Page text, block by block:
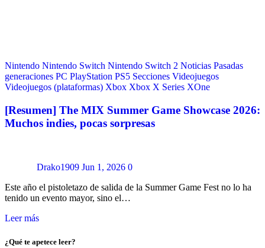
Nintendo Nintendo Switch Nintendo Switch 2 Noticias Pasadas
generaciones PC PlayStation PS5 Secciones Videojuegos
Videojuegos (plataformas) Xbox Xbox X Series XOne
[Resumen] The MIX Summer Game Showcase 2026:
Muchos indies, pocas sorpresas
Drako1909 Jun 1, 2026 0
Este año el pistoletazo de salida de la Summer Game Fest no lo ha
tenido un evento mayor, sino el…
Leer más
¿Qué te apetece leer?